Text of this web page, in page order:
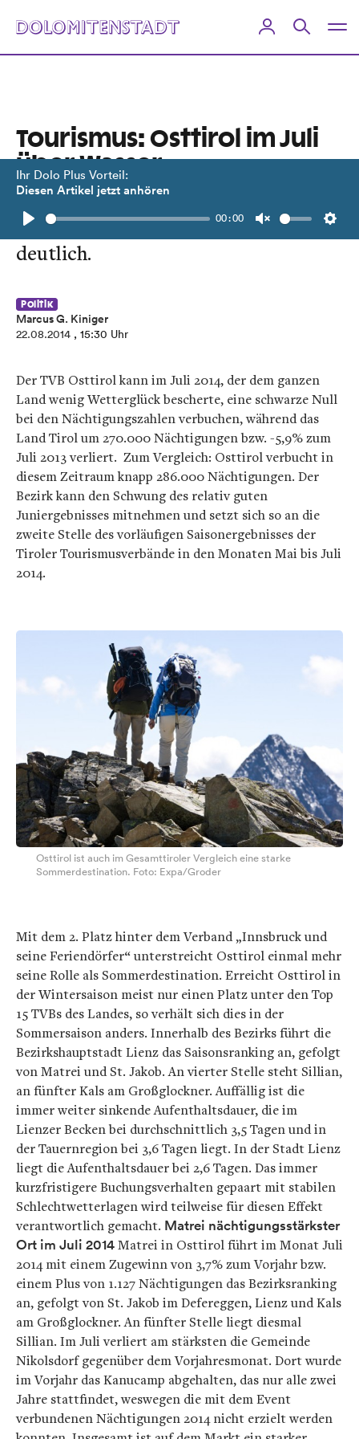
Ihr Dolo Plus Vorteil:
Diesen Artikel jetzt anhören
Play
00:00
Unmute
Tourismus: Osttirol im Juli
über Wasser
Nächtigungen trotz Schlechtwetters
im Bezirk stabil. Gesamttirol verliert
deutlich.
Politik
Marcus G. Kiniger
22.08.2014 , 15:30 Uhr
Der TVB Osttirol kann im Juli 2014, der dem ganzen
Land wenig Wetterglück bescherte, eine schwarze Null
bei den Nächtigungszahlen verbuchen, während das
Land Tirol um 270.000 Nächtigungen bzw. -5,9% zum
Juli 2013 verliert. Zum Vergleich: Osttirol verbucht in
diesem Zeitraum knapp 286.000 Nächtigungen. Der
Bezirk kann den Schwung des relativ guten
Juniergebnisses mitnehmen und setzt sich so an die
zweite Stelle des vorläufigen Saisonergebnisses der
Tiroler Tourismusverbände in den Monaten Mai bis Juli
2014.
Osttirol ist auch im Gesamttiroler Vergleich eine starke
Sommerdestination. Foto: Expa/Groder
Mit dem 2. Platz hinter dem Verband „Innsbruck und
seine Feriendörfer“ unterstreicht Osttirol einmal mehr
seine Rolle als Sommerdestination. Erreicht Osttirol in
der Wintersaison meist nur einen Platz unter den Top
15 TVBs des Landes, so verhält sich dies in der
Sommersaison anders. Innerhalb des Bezirks führt die
Bezirkshauptstadt Lienz das Saisonsranking an, gefolgt
von Matrei und St. Jakob. An vierter Stelle steht Sillian,
an fünfter Kals am Großglockner. Auffällig ist die
immer weiter sinkende Aufenthaltsdauer, die im
Lienzer Becken bei durchschnittlich 3,5 Tagen und in
der Tauernregion bei 3,6 Tagen liegt. In der Stadt Lienz
liegt die Aufenthaltsdauer bei 2,6 Tagen. Das immer
kurzfristigere Buchungsverhalten gepaart mit stabilen
Schlechtwetterlagen wird teilweise für diesen Effekt
verantwortlich gemacht. Matrei nächtigungsstärkster
Ort im Juli 2014Matrei in Osttirol führt im Monat Juli
2014 mit einem Zugewinn von 3,7% zum Vorjahr bzw.
einem Plus von 1.127 Nächtigungen das Bezirksranking
an, gefolgt von St. Jakob im Defereggen, Lienz und Kals
am Großglockner. An fünfter Stelle liegt diesmal
Sillian. Im Juli verliert am stärksten die Gemeinde
Nikolsdorf gegenüber dem Vorjahresmonat. Dort wurde
im Vorjahr das Kanucamp abgehalten, das nur alle zwei
Jahre stattfindet, weswegen die mit dem Event
verbundenen Nächtigungen 2014 nicht erzielt werden